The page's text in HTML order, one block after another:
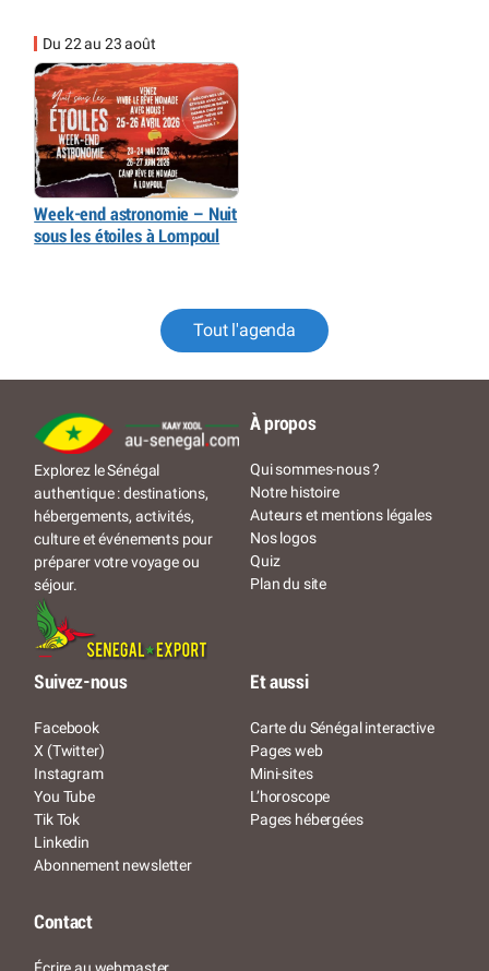
Du 22 au 23 août
Week-end astronomie – Nuit
sous les étoiles à Lompoul
Tout l'agenda
Explorez le Sénégal
authentique : destinations,
hébergements, activités,
culture et événements pour
préparer votre voyage ou
séjour.
À propos
Qui sommes-nous ?
Notre histoire
Auteurs et mentions légales
Nos logos
Quiz
Plan du site
Suivez-nous
Facebook
X (Twitter)
Instagram
You Tube
Tik Tok
Linkedin
Abonnement newsletter
Et aussi
Carte du Sénégal interactive
Pages web
Mini-sites
L’horoscope
Pages hébergées
Contact